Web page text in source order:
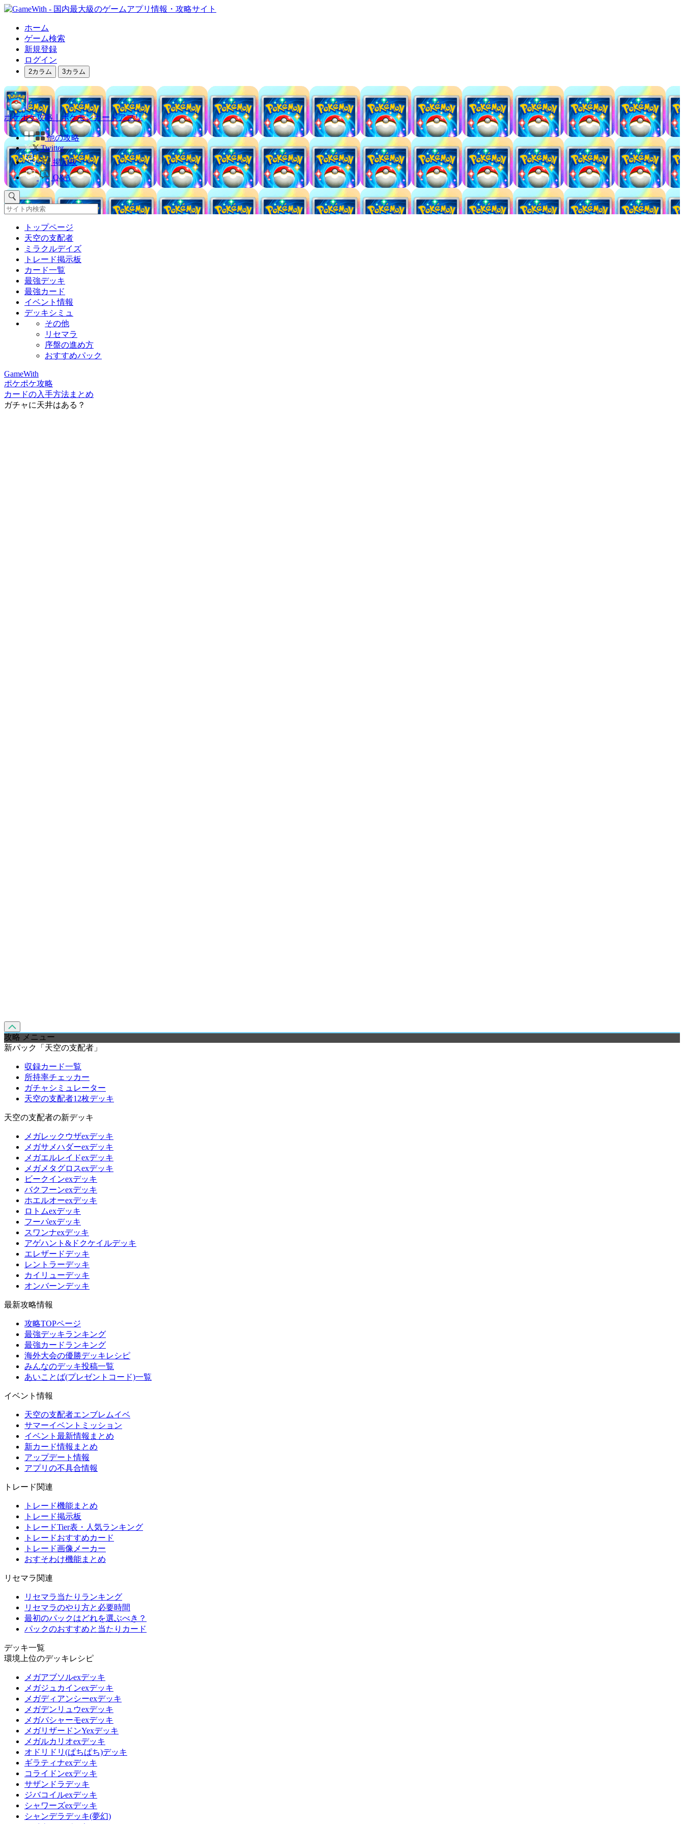
ホーム
ゲーム検索
新規登録
ログイン
2カラム 3カラム
ポケポケ攻略｜ポケモンカードアプリ
他の攻略
Twitter
掲示板
Q&A
トップページ
天空の支配者
ミラクルデイズ
トレード掲示板
カード一覧
最強デッキ
最強カード
イベント情報
デッキシミュ
その他
リセマラ
序盤の進め方
おすすめパック
GameWith
ポケポケ攻略
カードの入手方法まとめ
ガチャに天井はある？
攻略 メニュー
新パック「天空の支配者」
収録カード一覧
所持率チェッカー
ガチャシミュレーター
天空の支配者12枚デッキ
天空の支配者の新デッキ
メガレックウザexデッキ
メガサメハダーexデッキ
メガエルレイドexデッキ
メガメタグロスexデッキ
ビークインexデッキ
バクフーンexデッキ
ホエルオーexデッキ
ロトムexデッキ
フーパexデッキ
スワンナexデッキ
アゲハント&ドクケイルデッキ
エレザードデッキ
レントラーデッキ
カイリューデッキ
オンバーンデッキ
最新攻略情報
攻略TOPページ
最強デッキランキング
最強カードランキング
海外大会の優勝デッキレシピ
みんなのデッキ投稿一覧
あいことば(プレゼントコード)一覧
イベント情報
天空の支配者エンブレムイベ
サマーイベントミッション
イベント最新情報まとめ
新カード情報まとめ
アップデート情報
アプリの不具合情報
トレード関連
トレード機能まとめ
トレード掲示板
トレードTier表・人気ランキング
トレードおすすめカード
トレード画像メーカー
おすそわけ機能まとめ
リセマラ関連
リセマラ当たりランキング
リセマラのやり方と必要時間
最初のパックはどれを選ぶべき？
パックのおすすめと当たりカード
デッキ一覧
環境上位のデッキレシピ
メガアブソルexデッキ
メガジュカインexデッキ
メガディアンシーexデッキ
メガデンリュウexデッキ
メガバシャーモexデッキ
メガリザードンYexデッキ
メガルカリオexデッキ
オドリドリ(ぱちぱち)デッキ
ギラティナexデッキ
コライドンexデッキ
サザンドラデッキ
ジバコイルexデッキ
シャワーズexデッキ
シャンデラデッキ(夢幻)